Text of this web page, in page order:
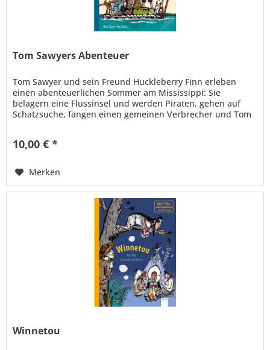
Tom Sawyers Abenteuer
Tom Sawyer und sein Freund Huckleberry Finn erleben
einen abenteuerlichen Sommer am Mississippi: Sie
belagern eine Flussinsel und werden Piraten, gehen auf
Schatzsuche, fangen einen gemeinen Verbrecher und Tom
10,00 € *
Merken
Winnetou